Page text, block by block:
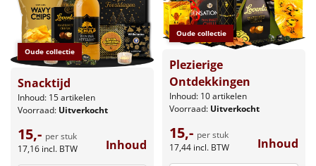
Oude collectie
Snacktijd
Inhoud: 15 artikelen
Voorraad: Uitverkocht
15,- per stuk
17,16 incl. BTW Inhoud
Oude collectie
Plezierige
Ontdekkingen
Inhoud: 10 artikelen
Voorraad: Uitverkocht
15,- per stuk
17,44 incl. BTW Inhoud